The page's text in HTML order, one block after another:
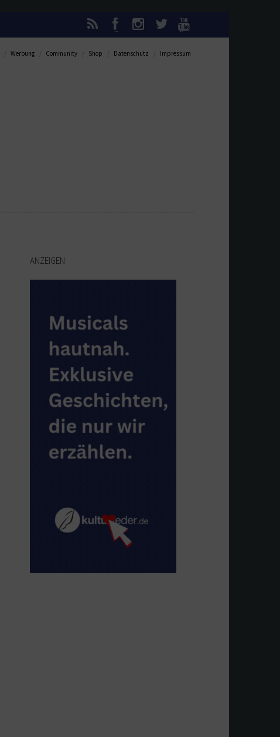
Werbung Community Shop Datenschutz Impressum
ANZEIGEN